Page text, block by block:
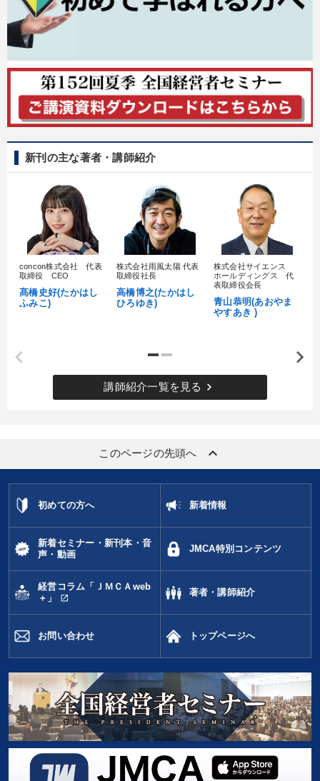
新刊の主な著者・講師紹介
concon株式会社 代表
取締役 CEO
髙橋史好(たかはし
ふみこ)
株式会社雨風太陽 代表
取締役社長
高橋博之(たかはし
ひろゆき)
株式会社サイエンス
ホールディングス 代
表取締役会長
青山恭明(あおやま
やすあき )
講師紹介一覧を見る keyboard_arrow_right
このページの先頭へ keyboard_arrow_up
初めての方へ 新着情報
新着セミナー・新刊本・音
声・動画
JMCA特別コンテンツ
経営コラム「ＪＭＣＡweb
＋」
open_in_new
著者・講師紹介
お問い合わせ トップページへ